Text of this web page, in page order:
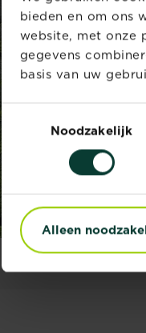
bieden en om ons
website, met onze
gegevens
basis van uw
Toestemmingsselectie
Noodzakelijk
Alleen